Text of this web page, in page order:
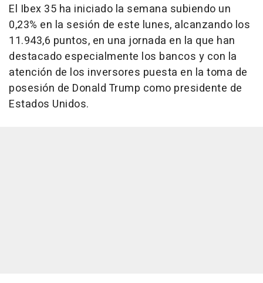
El Ibex 35 ha iniciado la semana subiendo un
0,23% en la sesión de este lunes, alcanzando los
11.943,6 puntos, en una jornada en la que han
destacado especialmente los bancos y con la
atención de los inversores puesta en la toma de
posesión de Donald Trump como presidente de
Estados Unidos.